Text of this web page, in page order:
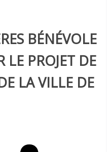
BÉNÉVOLE
LE PROJET DE
LA VILLE DE